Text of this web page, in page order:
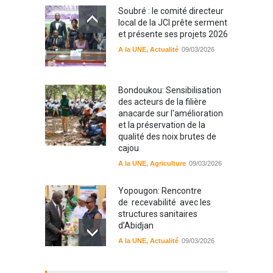
Soubré : le comité directeur
local de la JCI prête serment
et présente ses projets 2026
A la UNE, Actualité 09/03/2026
Bondoukou: Sensibilisation
des acteurs de la filière
anacarde sur l'amélioration
et la préservation de la
qualité des noix brutes de
cajou
A la UNE, Agriculture 09/03/2026
Yopougon: Rencontre
de recevabilité avec les
structures sanitaires
d’Abidjan
A la UNE, Actualité 09/03/2026